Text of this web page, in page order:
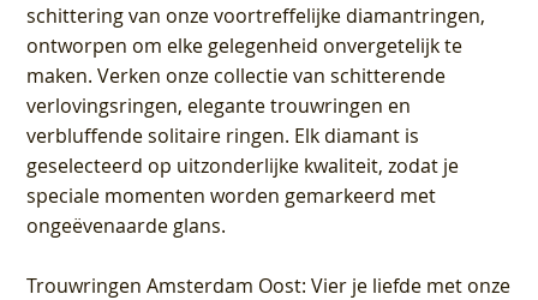
schittering van onze voortreffelijke diamantringen,
ontworpen om elke gelegenheid onvergetelijk te
maken. Verken onze collectie van schitterende
verlovingsringen, elegante trouwringen en
verbluffende solitaire ringen. Elk diamant is
geselecteerd op uitzonderlijke kwaliteit, zodat je
speciale momenten worden gemarkeerd met
ongeëvenaarde glans.
Trouwringen Amsterdam Oost: Vier je liefde met onze